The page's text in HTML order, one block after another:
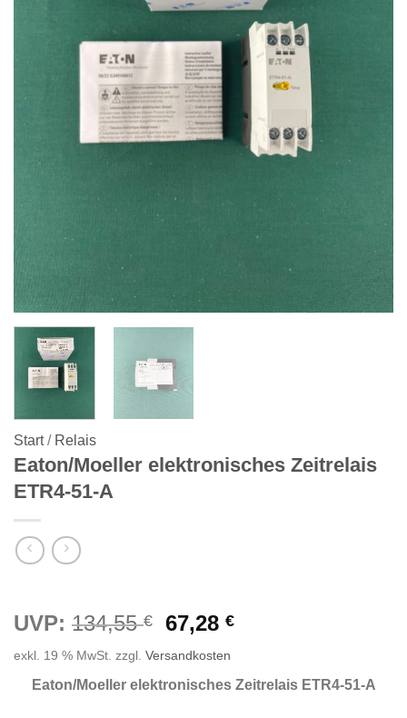
Start / Relais
Eaton/Moeller elektronisches Zeitrelais
ETR4-51-A
UVP: 134,55€
Ursprünglicher
war:
134,55 €
67,28€Aktueller
67,28 €.
exkl. 19 % MwSt. zzgl. Versandkosten
Eaton/Moeller elektronisches Zeitrelais ETR4-51-A